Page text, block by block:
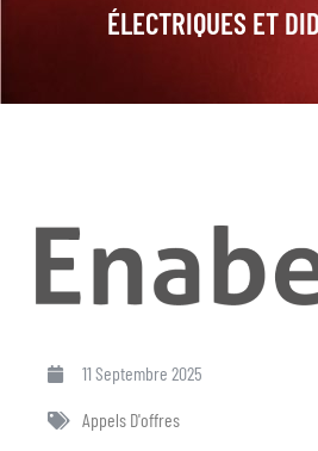
ÉLECTRIQUES ET
11 Septembre 2025
Appels D'offres